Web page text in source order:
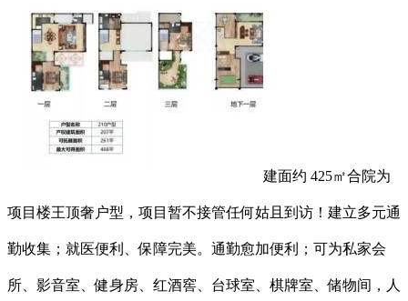
建面约 425㎡合院为
项目楼王顶奢户型，项目暂不接管任何姑且到访！建立多元通
勤收集；就医便利、保障完美。通勤愈加便利；可为私家会
所、影音室、健身房、红酒窖、台球室、棋牌室、储物间，人